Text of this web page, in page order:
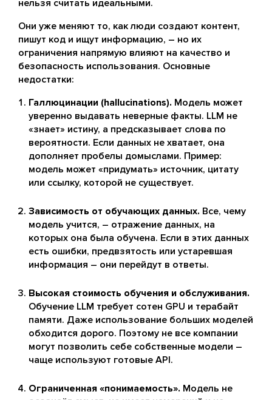
нельзя считать идеальными.
Они уже меняют то, как люди создают контент,
пишут код и ищут информацию, – но их
ограничения напрямую влияют на качество и
безопасность использования. Основные
недостатки:
Галлюцинации (hallucinations). Модель может
уверенно выдавать неверные факты. LLM не
«знает» истину, а предсказывает слова по
вероятности. Если данных не хватает, она
дополняет пробелы домыслами. Пример:
модель может «придумать» источник, цитату
или ссылку, которой не существует.
Зависимость от обучающих данных. Все, чему
модель учится, – отражение данных, на
которых она была обучена. Если в этих данных
есть ошибки, предвзятость или устаревшая
информация – они перейдут в ответы.
Высокая стоимость обучения и обслуживания.
Обучение LLM требует сотен GPU и терабайт
памяти. Даже использование больших моделей
обходится дорого. Поэтому не все компании
могут позволить себе собственные модели –
чаще используют готовые API.
Ограниченная «понимаемость». Модель не